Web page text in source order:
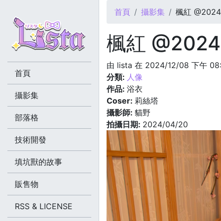
您在這裡
首頁 攝影集 楓紅
楓紅
由 lista 在 2024/12/08 下午
分類: 人像
作品: 浴衣
Coser: 莉絲塔
攝影師: 貓野
拍攝日期: 2024/04/20
首頁
攝影集
部落格
技術開發
填坑獸的故事
販售物
RSS & LICENSE